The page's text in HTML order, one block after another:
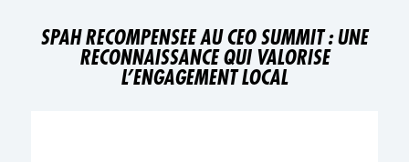
SPAH RECOMPENSEE AU CEO SUMMIT : UNE
RECONNAISSANCE QUI VALORISE
L’ENGAGEMENT LOCAL